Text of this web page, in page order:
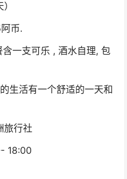
币.
一支可乐 , 酒水自理, 包
生活有一个舒适的一天和
旅行社
18:00